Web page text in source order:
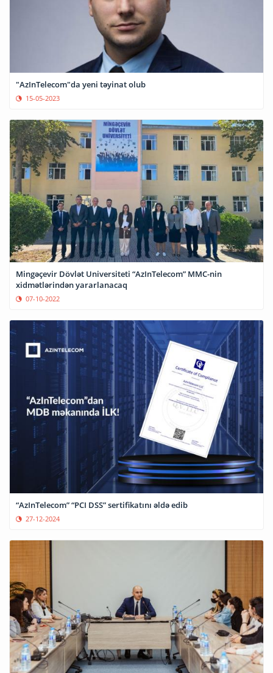
"AzInTelecom"da yeni təyinat olub
15-05-2023
Mingəçevir Dövlət Universiteti “AzInTelecom” MMC-nin
xidmətlərindən yararlanacaq
07-10-2022
“AzInTelecom” “PCI DSS” sertifikatını əldə edib
27-12-2024